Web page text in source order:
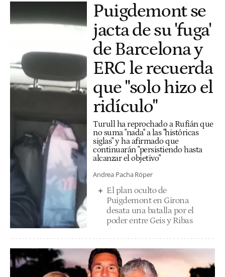
Puigdemont se
jacta de su 'fuga'
de Barcelona y
ERC le recuerda
que "solo hizo el
ridículo"
Turull ha reprochado a Rufián que
no suma "nada" a las "históricas
siglas" y ha afirmado que
continuarán "persistiendo hasta
alcanzar el objetivo"
Andrea Pacha Röper
El plan oculto de
Puigdemont en Girona
desata una batalla por el
poder entre Geis y Ribas